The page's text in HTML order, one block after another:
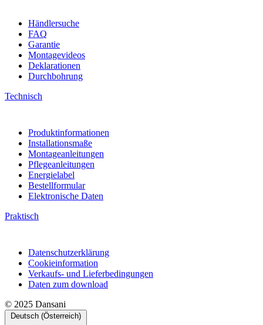
Händlersuche
FAQ
Garantie
Montagevideos
Deklarationen
Durchbohrung
Technisch
Produktinformationen
Installationsmaße
Montageanleitungen
Pflegeanleitungen
Energielabel
Bestellformular
Elektronische Daten
Praktisch
Datenschutzerklärung
Cookieinformation
Verkaufs- und Lieferbedingungen
Daten zum download
© 2025 Dansani
Deutsch (Österreich)